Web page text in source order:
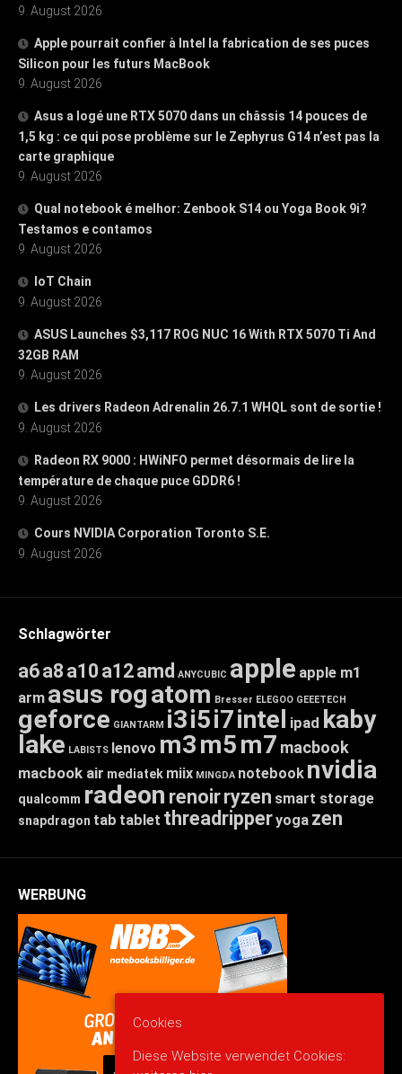
9. August 2026
Apple pourrait confier à Intel la fabrication de ses puces
Silicon pour les futurs MacBook
9. August 2026
Asus a logé une RTX 5070 dans un châssis 14 pouces de
1,5 kg : ce qui pose problème sur le Zephyrus G14 n’est pas la
carte graphique
9. August 2026
Qual notebook é melhor: Zenbook S14 ou Yoga Book 9i?
Testamos e contamos
9. August 2026
IoT Chain
9. August 2026
ASUS Launches $3,117 ROG NUC 16 With RTX 5070 Ti And
32GB RAM
9. August 2026
Les drivers Radeon Adrenalin 26.7.1 WHQL sont de sortie !
9. August 2026
Radeon RX 9000 : HWiNFO permet désormais de lire la
température de chaque puce GDDR6 !
9. August 2026
Cours NVIDIA Corporation Toronto S.E.
9. August 2026
Schlagwörter
a6a8 a10 a12amd ANYCUBIC apple apple m1
arm asus rogatom Bresser ELEGOO GEEETECH
geforce GIANTARM i3i5i7intel ipad kaby
lake LABISTS lenovo m3m5m7 macbook
macbook air mediatek miix MINGDA notebook nvidia
qualcomm radeon renoirryzen smart storage
snapdragon tab tablet threadripperyoga zen
WERBUNG
Cookies
Diese Website verwendet Cookies: